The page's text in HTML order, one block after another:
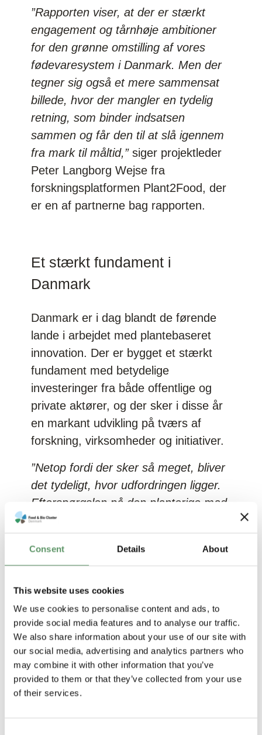
Consent Details About
This website uses cookies
We use cookies to personalise content and ads, to
provide social media features and to analyse our traffic.
We also share information about your use of our site with
our social media, advertising and analytics partners who
may combine it with other information that you’ve
provided to them or that they’ve collected from your use
of their services.
”Rapporten viser, at der er stærkt
engagement og tårnhøje ambitioner
for den grønne omstilling af vores
fødevaresystem i Danmark. Men der
tegner sig også et mere sammensat
billede, hvor der mangler en tydelig
retning, som binder indsatsen
sammen og får den til at slå igennem
fra mark til måltid,”siger projektleder
Peter Langborg Wejse fra
forskningsplatformen Plant2Food, der
er en af partnerne bag rapporten.
Et stærkt fundament i
Danmark
Danmark er i dag blandt de førende
lande i arbejdet med plantebaseret
innovation. Der er bygget et stærkt
fundament med betydelige
investeringer fra både offentlige og
private aktører, og der sker i disse år
en markant udvikling på tværs af
forskning, virksomheder og initiativer.
”Netop fordi der sker så meget, bliver
det tydeligt, hvor udfordringen ligger.
Efterspørgslen på den planterige mad
halter stadig bagefter. Offentlige
forbrugeradfærd følger ikke med i
løsninger. Og nye produkter og
teknologier får ikke altid for alvor
fodfæste i markedet,”siger Peter
Langborg Wejse.